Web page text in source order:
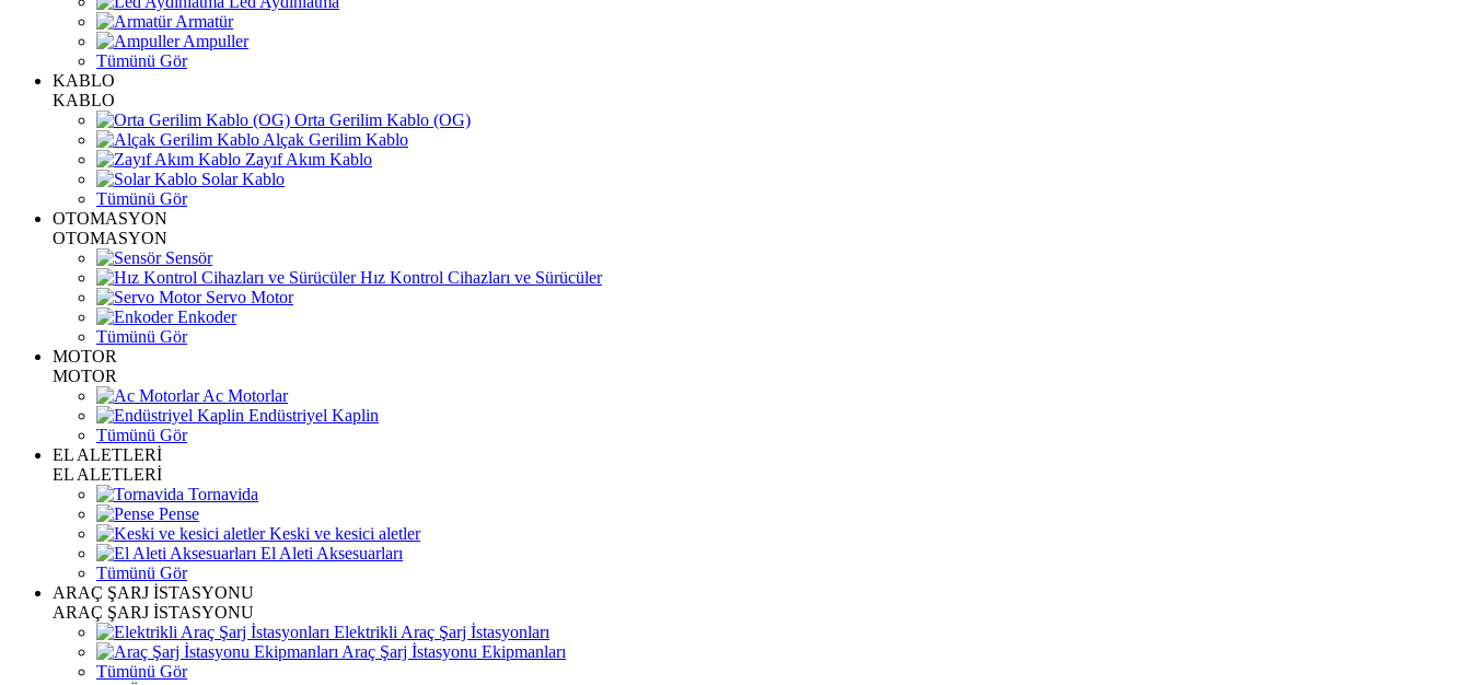
Armatür
Ampuller
Tümünü Gör
KABLO
KABLO
Orta Gerilim Kablo (OG)
Alçak Gerilim Kablo
Zayıf Akım Kablo
Solar Kablo
Tümünü Gör
OTOMASYON
OTOMASYON
Sensör
Hız Kontrol Cihazları ve Sürücüler
Servo Motor
Enkoder
Tümünü Gör
MOTOR
MOTOR
Ac Motorlar
Endüstriyel Kaplin
Tümünü Gör
EL ALETLERİ
EL ALETLERİ
Tornavida
Pense
Keski ve kesici aletler
El Aleti Aksesuarları
Tümünü Gör
ARAÇ ŞARJ İSTASYONU
ARAÇ ŞARJ İSTASYONU
Elektrikli Araç Şarj İstasyonları
Araç Şarj İstasyonu Ekipmanları
Tümünü Gör